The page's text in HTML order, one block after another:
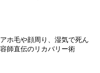
ホ毛や顔周り、湿気で死ん
師直伝のリカバリー術